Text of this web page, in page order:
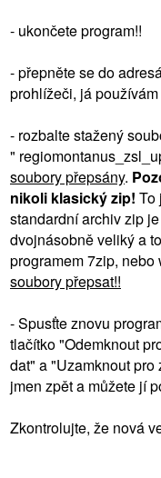
- ukončete program!!
- přepněte se do
prohlížeči, já
- rozbalte stažený
"
soubory přepsány.
nikoli klasický zip! To
standardní archiv zip
dvojnásobně veliký a
programem 7zip, nebo
soubory přepsat!!
- Spusťte znovu
tlačítko "Odemknout
dat" a "Uzamknout
jmen zpět a můžete jí
Zkontrolujte, že nová